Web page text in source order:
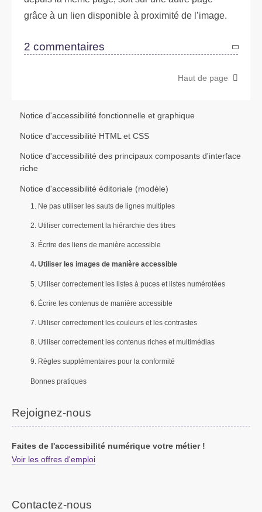
grâce à un lien disponible à proximité de l’image.
2 commentaires
Haut de page
Notice d'accessibilité fonctionnelle et graphique
Notice d'accessibilité HTML et CSS
Notice d'accessibilité des principaux composants d'interface
riche
Notice d'accessibilité éditoriale (modèle)
1. Ne pas utiliser les sauts de lignes multiples
2. Utiliser correctement la hiérarchie des titres
3. Écrire des liens de manière accessible
4. Utiliser les images de manière accessible
5. Utiliser correctement les listes à puces et listes numérotées
6. Écrire les contenus de manière accessible
7. Utiliser correctement les couleurs et les contrastes
8. Utiliser correctement les contenus riches et multimédias
9. Règles supplémentaires pour la conformité
Bonnes pratiques
Rejoignez-nous
Faites de l'accessibilité numérique votre métier !
Voir les offres d'emploi
Contactez-nous